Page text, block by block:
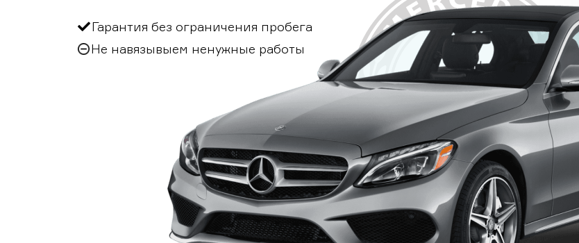
Гарантия без ограничения пробега
Не навязывыем ненужные работы